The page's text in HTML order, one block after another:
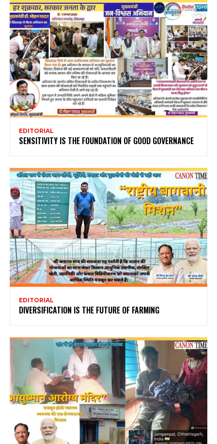
EDITORIAL
SENSITIVITY IS THE FOUNDATION OF GOOD GOVERNANCE
EDITORIAL
DIVERSIFICATION IS THE FUTURE OF FARMING